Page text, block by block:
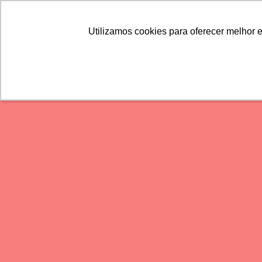
Utilizamos cookies para oferecer melhor
Utilizamos cookies para oferecer melhor